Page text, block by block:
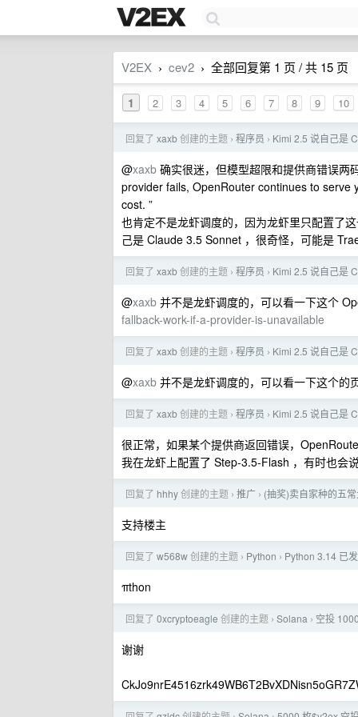
V2EX › cev2 › 全部回复第 1 页 / 共 15 页
1 2 3 4 5 6 7 8 9 10
回复了 xaxb创建的主题 › 程序员 › Kimi 2.5 说自己是
@xaxb 确实很迷，但模型超限和提供商错误两
provider fails, OpenRouter continues to
cost. ”
也肯定不是龙虾调度的，因为龙虾里只配置了
己是 Claude 3.5 Sonnet ，很奇怪，可能是
回复了 xaxb创建的主题 › 程序员 › Kimi 2.5 说自己是
@xaxb 并不是龙虾调度的，可以看一下这个
fallback-work-if-a-provider-is-unavailable
回复了 xaxb创建的主题 › 程序员 › Kimi 2.5 说自己是
@xaxb 并不是龙虾调度的，可以看一下这个的
回复了 xaxb创建的主题 › 程序员 › Kimi 2.5 说自己是
很正常，如果某个提供商返回错误，
我在龙虾上配置了 Step-3.5-Flash ，有时也会
回复了 hhhy创建的主题 › 推广 › (抽奖)卖自家种的五
支持楼主
回复了 w568w创建的主题 › Python › Python 3.14 已
πthon
回复了 0xcryptoeagle 创建的主题 › Solana › 空投
谢谢